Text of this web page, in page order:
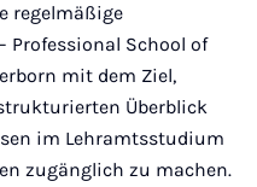
regelmäßige
Professional School of
mit dem Ziel,
Überblick
im Lehramtsstudium
zugänglich zu machen.